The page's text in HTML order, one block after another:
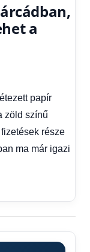
a
papír
zöld színű
része
ma már igazi